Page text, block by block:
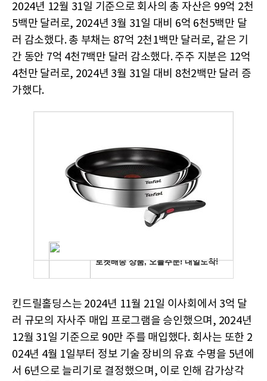
2024년 12월 31일 기준으로 회사의 총 자산은 99억 2천
5백만 달러로, 2024년 3월 31일 대비 6억 6천5백만 달
러 감소했다. 총 부채는 87억 2천1백만 달러로, 같은 기
간 동안 7억 4천7백만 달러 감소했다. 주주 지분은 12억
4천만 달러로, 2024년 3월 31일 대비 8천2백만 달러 증
가했다.
킨드릴홀딩스는 2024년 11월 21일 이사회에서 3억 달
러 규모의 자사주 매입 프로그램을 승인했으며, 2024년
12월 31일 기준으로 90만 주를 매입했다. 회사는 또한 2
024년 4월 1일부터 정보 기술 장비의 유효 수명을 5년에
서 6년으로 늘리기로 결정했으며, 이로 인해 감가상각